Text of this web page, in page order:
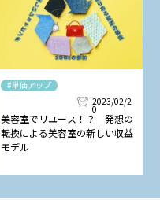
#単価アップ
2023/02/2
0
美容室でリユース！？ 発想の
転換による美容室の新しい収益
モデル